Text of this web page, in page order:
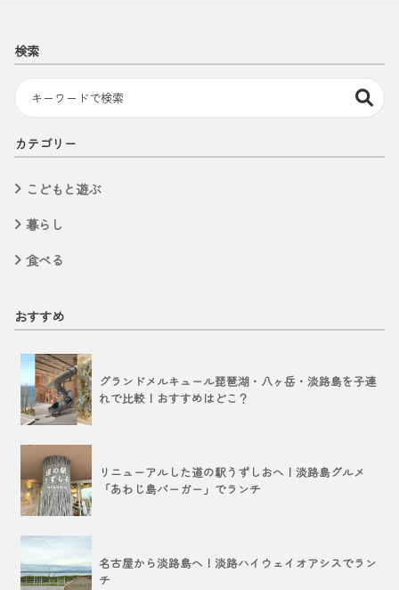
検索
カテゴリー
こどもと遊ぶ
暮らし
食べる
おすすめ
グランドメルキュール琵琶湖・八ヶ岳・淡路島を子連
れで比較！おすすめはどこ？
リニューアルした道の駅うずしおへ！淡路島グルメ
「あわじ島バーガー」でランチ
名古屋から淡路島へ！淡路ハイウェイオアシスでラン
チ